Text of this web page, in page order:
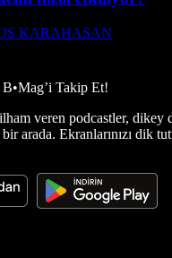
KARAHASAN
B•Mag’i Takip Et!
veren podcastler, dikey
arada. Ekranlarınızı dik